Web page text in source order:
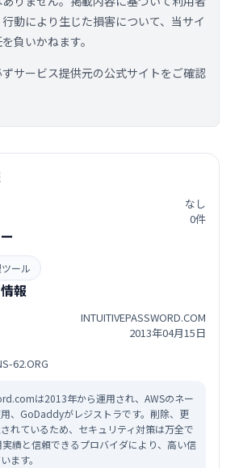
動により生じた損害について、当サイ
負いかねます。
サービス提供元の公式サイトをご確認
なし
0件
ール
報
INTUITIVEPASSWORD.COM
2013年04月15日
62.ORG
は2013年から運用され、AWSのネー
、GoDaddyがレジストラです。削除、更
れているため、セキュリティ対策は万全で
実績と信頼できるプロバイダにより、高い信
ます。